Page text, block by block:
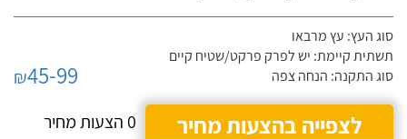
סוג העץ: עץ מרבאו
תשתית קיימת: יש לפרק פרקט/שטיח קיים
סוג התקנה: הנחה צפה
₪45-99
לצפייה בהצעות מחיר
0 הצעות מחיר